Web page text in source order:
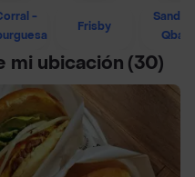
-
Frisby
mi ubicación (30)